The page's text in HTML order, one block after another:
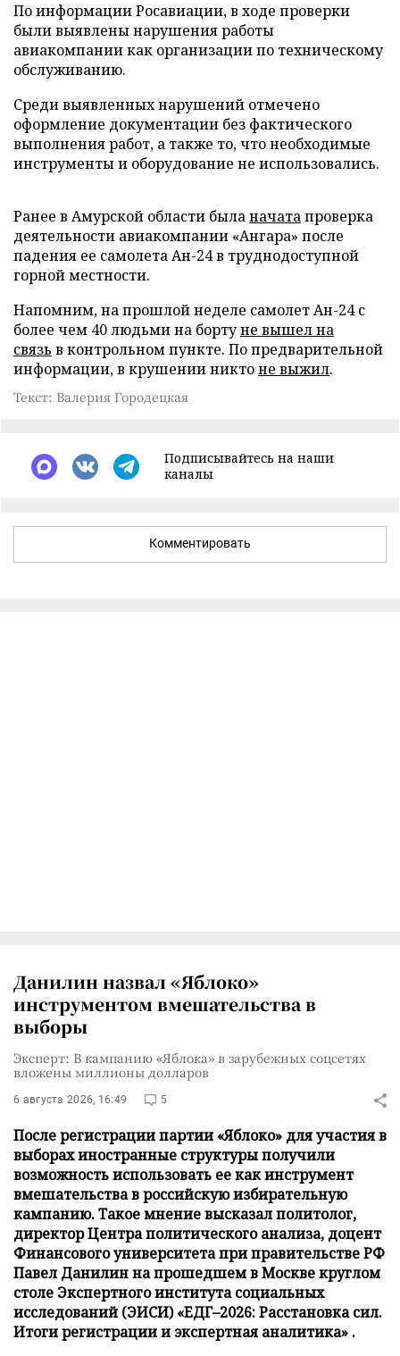
По информации Росавиации, в ходе проверки
были выявлены нарушения работы
авиакомпании как организации по техническому
обслуживанию.
Среди выявленных нарушений отмечено
оформление документации без фактического
выполнения работ, а также то, что необходимые
инструменты и оборудование не использовались.
Ранее в Амурской области быланачатапроверка
деятельности авиакомпании «Ангара» после
падения ее самолета Ан-24 в труднодоступной
горной местности.
Напомним, на прошлой неделе самолет Ан-24 с
более чем 40 людьми на бортуне вышел на
связь в контрольном пункте. По предварительной
информации, в крушении никтоне выжил.
Текст: Валерия Городецкая
Подписывайтесь на наши
каналы
Комментировать
Данилин назвал «Яблоко»
инструментом вмешательства в
выборы
Эксперт: В кампанию «Яблока» в зарубежных соцсетях
вложены миллионы долларов
6 августа 2026, 16:49 5
После регистрации партии «Яблоко» для участия в
выборах иностранные структуры получили
возможность использовать ее как инструмент
вмешательства в российскую избирательную
кампанию. Такое мнение высказал политолог,
директор Центра политического анализа, доцент
Финансового университета при правительстве РФ
Павел Данилин на прошедшем в Москве круглом
столе Экспертного института социальных
исследований (ЭИСИ) «ЕДГ–2026: Расстановка сил.
Итоги регистрации и экспертная аналитика» .